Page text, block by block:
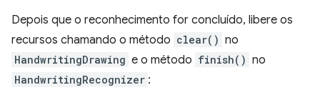
Depois que o reconhecimento for concluído, libere os
recursos chamando o método clear() no
HandwritingDrawing e o método finish() no
HandwritingRecognizer :